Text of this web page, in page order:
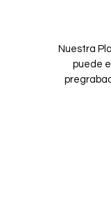
Nuestra
puede